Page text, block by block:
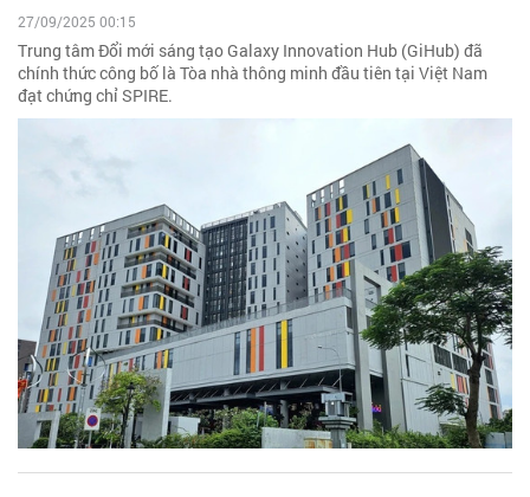
27/09/2025 00:15
Trung tâm Đổi mới sáng tạo Galaxy Innovation Hub (GiHub) đã
chính thức công bố là Tòa nhà thông minh đầu tiên tại Việt Nam
đạt chứng chỉ SPIRE.